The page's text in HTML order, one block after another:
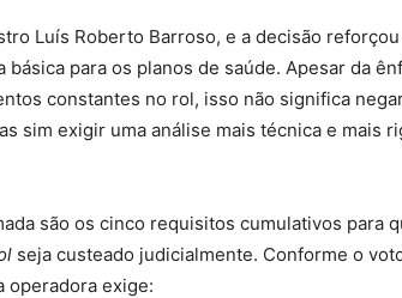
Luís Roberto Barroso, e a decisão
para os planos de saúde. Apesar da
constantes no rol, isso não significa
sim exigir uma análise mais técnica e mais
são os cinco requisitos cumulativos para
seja custeado judicialmente. Conforme o
operadora exige: